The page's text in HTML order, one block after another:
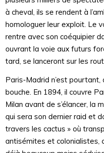
à cheval, ils se rendent à
homologuer leur exploit. Le
rentre avec son coéquipier
ouvrant la voie aux futurs
tard, se lanceront sur les
Paris-Madrid n’est pourtant,
bouche. En 1894, il couvre
Milan avant de s’élancer, la
qui sera son dernier raid et
travers les cactus » où
antisémites et colonialistes,